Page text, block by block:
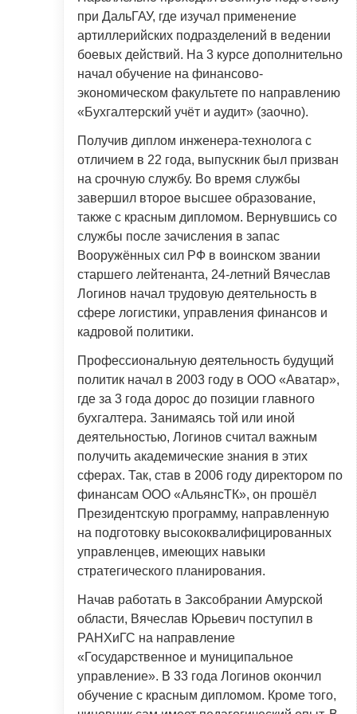
при ДальГАУ, где изучал применение
артиллерийских подразделений в ведении
боевых действий. На 3 курсе дополнительно
начал обучение на финансово-
экономическом факультете по направлению
«Бухгалтерский учёт и аудит» (заочно).
Получив диплом инженера-технолога с
отличием в 22 года, выпускник был призван
на срочную службу. Во время службы
завершил второе высшее образование,
также с красным дипломом. Вернувшись со
службы после зачисления в запас
Вооружённых сил РФ в воинском звании
старшего лейтенанта, 24-летний Вячеслав
Логинов начал трудовую деятельность в
сфере логистики, управления финансов и
кадровой политики.
Профессиональную деятельность будущий
политик начал в 2003 году в ООО «Аватар»,
где за 3 года дорос до позиции главного
бухгалтера. Занимаясь той или иной
деятельностью, Логинов считал важным
получить академические знания в этих
сферах. Так, став в 2006 году директором по
финансам ООО «АльянсТК», он прошёл
Президентскую программу, направленную
на подготовку высококвалифицированных
управленцев, имеющих навыки
стратегического планирования.
Начав работать в Заксобрании Амурской
области, Вячеслав Юрьевич поступил в
РАНХиГС на направление
«Государственное и муниципальное
управление». В 33 года Логинов окончил
обучение с красным дипломом. Кроме того,